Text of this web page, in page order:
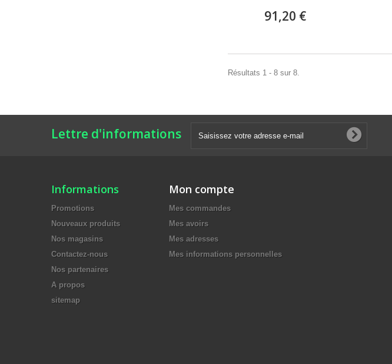
91,20 €
Résultats 1 - 8 sur 8.
Lettre d'informations
Informations
Promotions
Nouveaux produits
Nos magasins
Contactez-nous
Nos partenaires
A propos
sitemap
Mon compte
Mes commandes
Mes avoirs
Mes adresses
Mes informations personnelles